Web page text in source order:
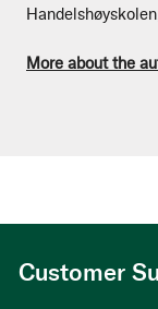
More about the
Customer